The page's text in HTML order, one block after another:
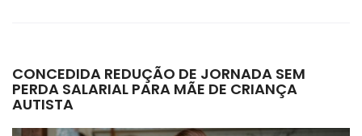
CONCEDIDA REDUÇÃO DE JORNADA SEM
PERDA SALARIAL PARA MÃE DE CRIANÇA
AUTISTA